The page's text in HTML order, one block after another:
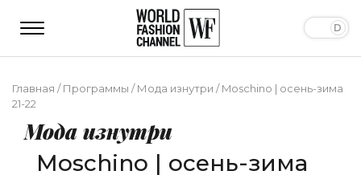
Главная /Программы /Мода изнутри /Moschino | осень-зима
21-22
Мода изнутри
Moschino | осень-зима